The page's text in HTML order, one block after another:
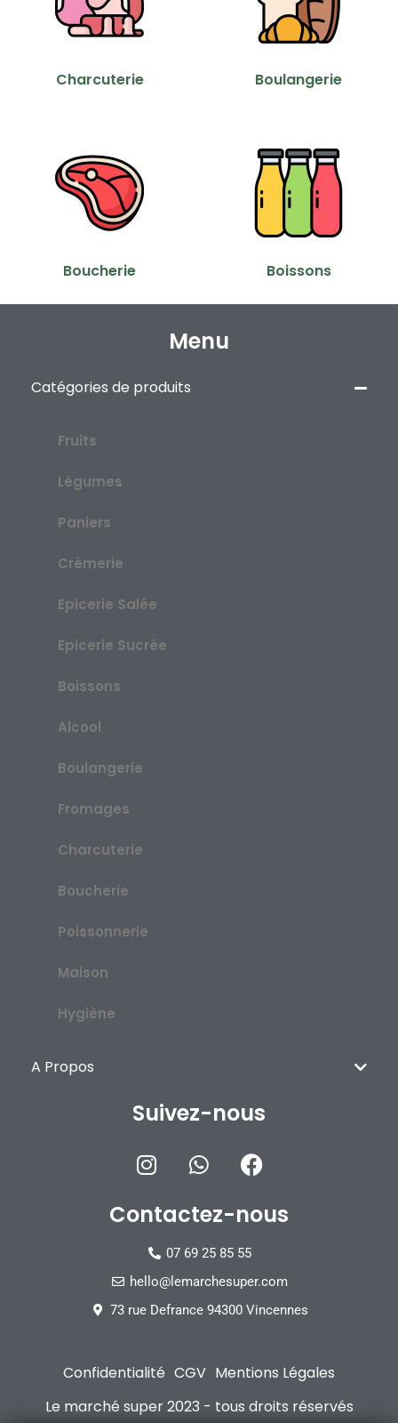
Charcuterie Boulangerie
Boucherie Boissons
Menu
Catégories de produits
Fruits
Légumes
Paniers
Crèmerie
Epicerie Salée
Epicerie Sucrée
Boissons
Alcool
Boulangerie
Fromages
Charcuterie
Boucherie
Poissonnerie
Maison
Hygiène
A Propos
Suivez-nous
Contactez-nous
07 69 25 85 55
hello@lemarchesuper.com
73 rue Defrance 94300 Vincennes
Confidentialité CGV Mentions Légales
Le marché super 2023 - tous droits réservés